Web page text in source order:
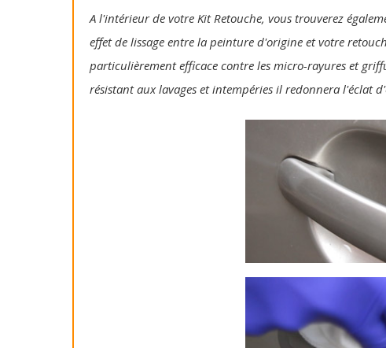
A l'intérieur de votre Kit Retouche, vous trouverez
effet de lissage entre la peinture d'origine et votre
particulièrement efficace contre les micro-rayures et
résistant aux lavages et intempéries il redonnera l'éclat